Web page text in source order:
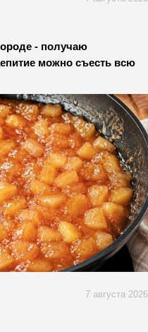
- получаю
можно съесть всю
7 августа 2026